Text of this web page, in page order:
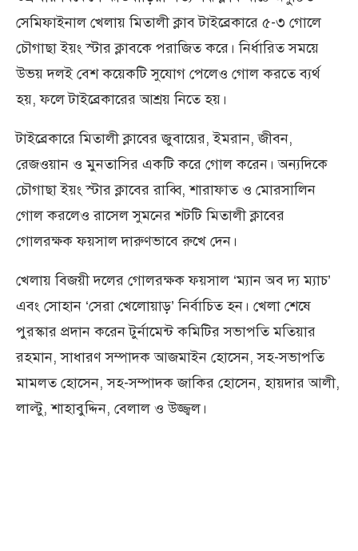
সেমিফাইনাল খেলায় মিতালী ক্লাব টাইব্রেকারে ৫-৩ গোলে
চৌগাছা ইয়ং স্টার ক্লাবকে পরাজিত করে। নির্ধারিত সময়ে
উভয় দলই বেশ কয়েকটি সুযোগ পেলেও গোল করতে ব্যর্থ
হয়, ফলে টাইব্রেকারের আশ্রয় নিতে হয়।
টাইব্রেকারে মিতালী ক্লাবের জুবায়ের, ইমরান, জীবন,
রেজওয়ান ও মুনতাসির একটি করে গোল করেন। অন্যদিকে
চৌগাছা ইয়ং স্টার ক্লাবের রাব্বি, শারাফাত ও মোরসালিন
গোল করলেও রাসেল সুমনের শটটি মিতালী ক্লাবের
গোলরক্ষক ফয়সাল দারুণভাবে রুখে দেন।
খেলায় বিজয়ী দলের গোলরক্ষক ফয়সাল ‘ম্যান অব দ্য ম্যাচ’
এবং সোহান ‘সেরা খেলোয়াড়’ নির্বাচিত হন। খেলা শেষে
পুরস্কার প্রদান করেন টুর্নামেন্ট কমিটির সভাপতি মতিয়ার
রহমান, সাধারণ সম্পাদক আজমাইন হোসেন, সহ-সভাপতি
মামলত হোসেন, সহ-সম্পাদক জাকির হোসেন, হায়দার আলী,
লাল্টু, শাহাবুদ্দিন, বেলাল ও উজ্জ্বল।